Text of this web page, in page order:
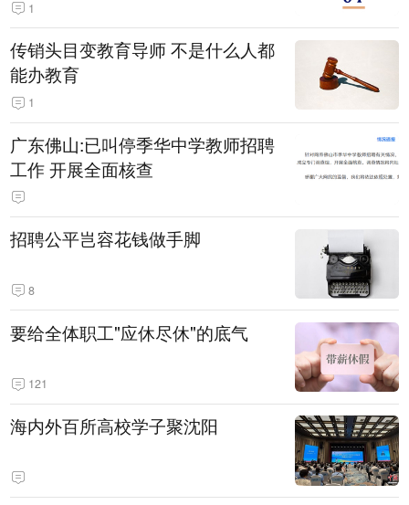
1
传销头目变教育导师 不是什么人都
能办教育
1
广东佛山:已叫停季华中学教师招聘
工作 开展全面核查
招聘公平岂容花钱做手脚
8
要给全体职工"应休尽休"的底气
121
海内外百所高校学子聚沈阳